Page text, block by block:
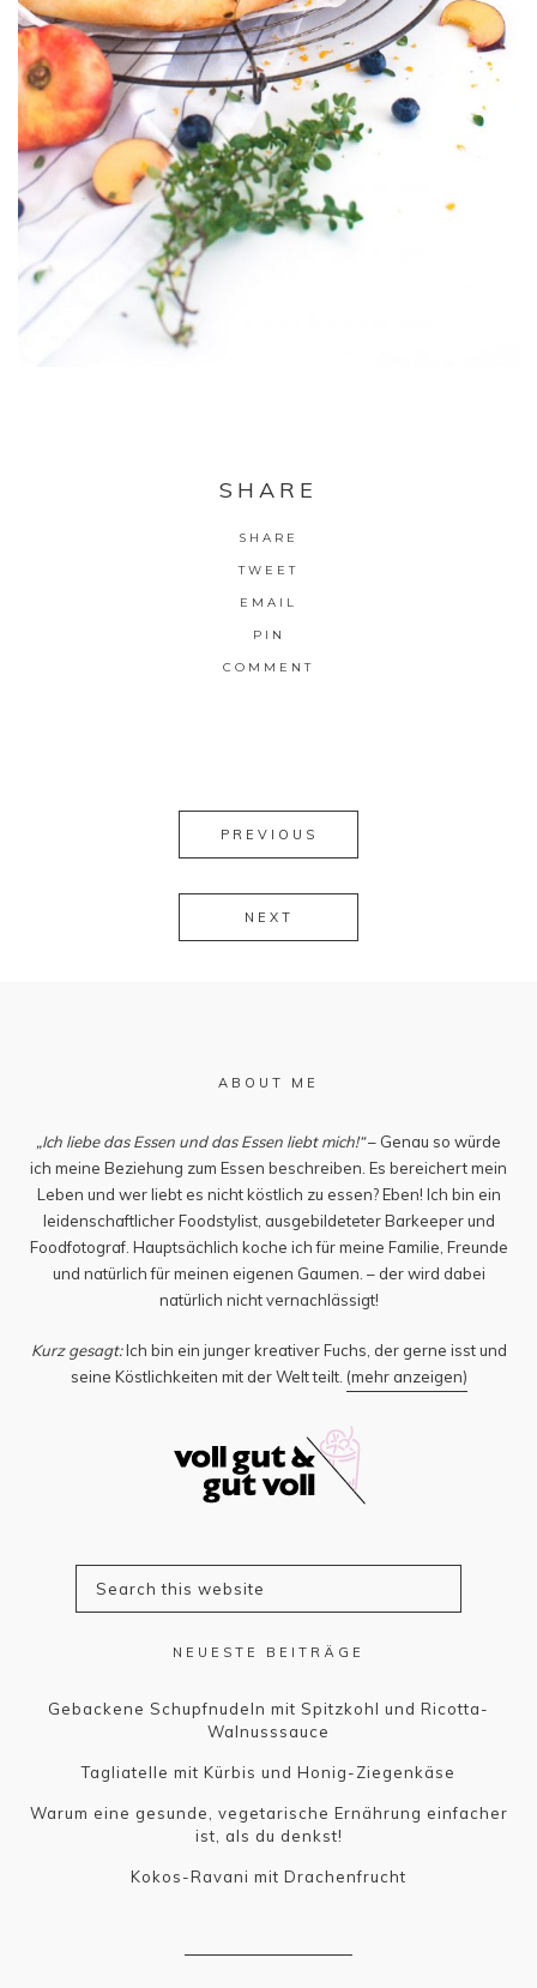
SHARE
SHARE
TWEET
EMAIL
PIN
COMMENT
PREVIOUS
NEXT
ABOUT ME
„Ich liebe das Essen und das Essen liebt mich!“– Genau so würde
ich meine Beziehung zum Essen beschreiben. Es bereichert mein
Leben und wer liebt es nicht köstlich zu essen? Eben! Ich bin ein
leidenschaftlicher Foodstylist, ausgebildeteter Barkeeper und
Foodfotograf. Hauptsächlich koche ich für meine Familie, Freunde
und natürlich für meinen eigenen Gaumen. – der wird dabei
natürlich nicht vernachlässigt!
Kurz gesagt:Ich bin ein junger kreativer Fuchs, der gerne isst und
seine Köstlichkeiten mit der Welt teilt. (mehr anzeigen)
NEUESTE BEITRÄGE
Gebackene Schupfnudeln mit Spitzkohl und Ricotta-
Walnusssauce
Tagliatelle mit Kürbis und Honig-Ziegenkäse
Warum eine gesunde, vegetarische Ernährung einfacher
ist, als du denkst!
Kokos-Ravani mit Drachenfrucht